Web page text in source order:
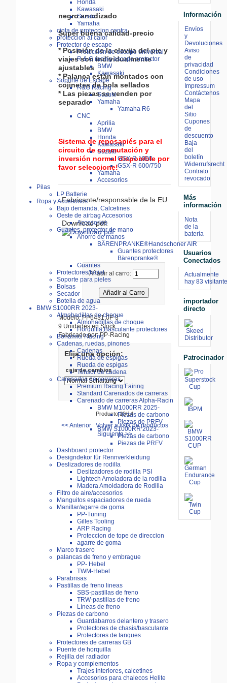
Honda
Kawasaki
Suzuki
Yamaha
cinta de proteccion contra
proteccion al calor
Protector de escape
Protección de escape universal
R & G racing escape protector
BMW
Kawasaki
Soporte de Escape
R&G Racing
Suzuki
Yamaha
Yamaha R6
CNC
Aprilia
BMW
Honda
Kawasaki
Suzuki
GSX-R 1000
GSX-R 600/750
Yamaha
Accesorios
Pilas
LP Batterie
Ropa y Accesorios
Bajo demanda, Calcetines
Oeste de airbag Accesorios
Accesorios
Guantes, protector de mano
Ahorro de manos
BÄRENPRANKE®Handschoner AIR
Guantes protectores
Bärenpranke®
Guantes
Protectores/facial
Soporte para pieles
Bolsas
Secador
Botella de agua
BMW S1000RR 2023-
Almohadillas de choque
Almohadillas de choque
Horquilla,Basculante protectores
Bonamici Racing
Cadenas, ruedas, pinones
Cadenas
Rueda de espigas
Rueda de espigas
Tensor de cadena
Carenados de carreras
Premium Racing Fairing
Standard Carenados de carreras
Carenado de carreras Alpha-Racin
BMW M1000RR 2025-
Piezas de carbono
Piezas de PRFV
BMW S1000RR 2023-
Piezas de carbono
Piezas de PRFV
Dashboard protector
Designdekor für Rennverkleidung
Deslizadores de rodilla
Deslizadores de rodilla PSI
Lightech Amoladora de la rodilla
Madera Amoldadora de Rodilla
Filtro de aire/accesorios
Manguitos espaciadores de rueda
Manillar/agarre de goma
PP-Tuning
Gilles Tooling
ARP Racing
Proteccion de tope de direccion
agarre de goma
Marco trasero
palancas de freno y embrague
PP- Hebel
TWM-Hebel
Parabrisas
Pastillas de freno lineas
SBS-pastillas de freno
TRW-pastillas de freno
Líneas de freno
Piezas de carbono
Guardabarros delantero y trasero
Protectores de chasis/basculante
Protectores de tanques
Protectores de carreras GB
Puente de horquilla
Rejilla del radiador
Ropa y complementos
Trajes interiores, calcetines
Accesorios para chalecos Helite
negro anodizado
Super buena calidad-precio
* Posición de la clavija del pie y
viajes son individualmente
ajustables
* Palanca están montados con
cojinetes de bola sellados
* Las piezas se venden por
separado
Sistema de reposapiés para el
circuito de conmutación y
inversión normal disponible por
favor seleccione!
Fabricante/responsable de la EU
Download pdf:
Añadir al carro:
Modelo: PP6431.0F-3
9 Unidades en Stock
Fabricado por: PP-Racing
Elija una opción:
caja de cambios
Producto 10/14
<< Anterior
Volver a lista de productos
Siguiente >>
Información
Envíos
y
Devoluciones
Aviso
de
privacidad
Condiciones
de uso
Impressum
Contáctenos
Mapa
del
Sitio
Cupones
de
descuento
Baja
del
boletín
Widerrufsrecht
Contrato
revocado
Más
información
Nota
de la
batería
Usuarios
Conectados
Actualmente
hay 83
importador
directo
Patrocinador